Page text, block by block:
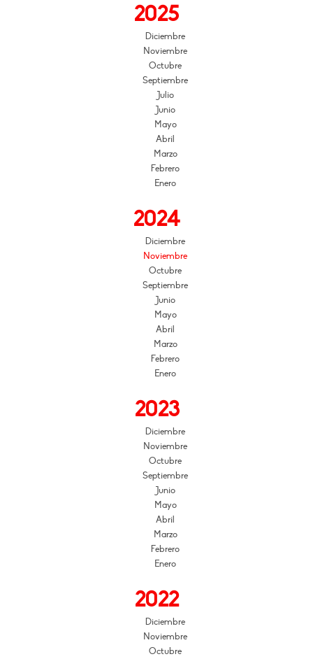
2025
Diciembre
Noviembre
Octubre
Septiembre
Julio
Junio
Mayo
Abril
Marzo
Febrero
Enero
2024
Diciembre
Noviembre
Octubre
Septiembre
Junio
Mayo
Abril
Marzo
Febrero
Enero
2023
Diciembre
Noviembre
Octubre
Septiembre
Junio
Mayo
Abril
Marzo
Febrero
Enero
2022
Diciembre
Noviembre
Octubre